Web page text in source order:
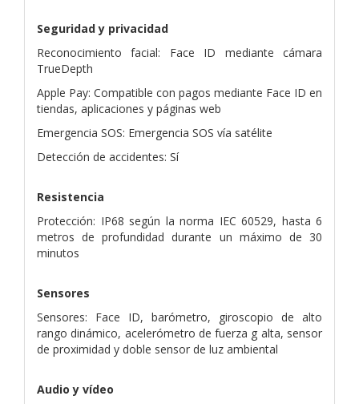
Seguridad y privacidad
Reconocimiento facial: Face ID mediante cámara
TrueDepth
Apple Pay: Compatible con pagos mediante Face ID en
tiendas, aplicaciones y páginas web
Emergencia SOS: Emergencia SOS vía satélite
Detección de accidentes: Sí
Resistencia
Protección: IP68 según la norma IEC 60529, hasta 6
metros de profundidad durante un máximo de 30
minutos
Sensores
Sensores: Face ID, barómetro, giroscopio de alto
rango dinámico, acelerómetro de fuerza g alta, sensor
de proximidad y doble sensor de luz ambiental
Audio y vídeo